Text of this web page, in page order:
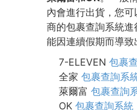
內會進行出貨，您
商的包裹查詢系統
能因連續假期而導致
7-ELEVEN 包裹
全家 包裹查詢系
萊爾富 包裹查詢
OK 包裹查詢系統